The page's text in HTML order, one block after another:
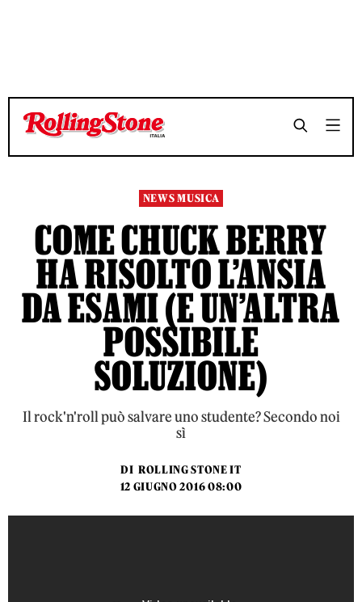
TEMPO DI LETTURA 3 MINUTI SHARE
TEMPO DI LETTURA 3 MINUTI SHARE
NEWS MUSICA
COME CHUCK BERRY
HA RISOLTO L’ANSIA
DA ESAMI (E UN’ALTRA
POSSIBILE
SOLUZIONE)
Il rock'n'roll può salvare uno studente? Secondo noi
sì
DI ROLLING STONE IT
12 GIUGNO 2016 08:00